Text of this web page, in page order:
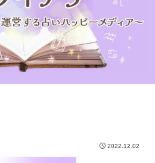
2022.12.02